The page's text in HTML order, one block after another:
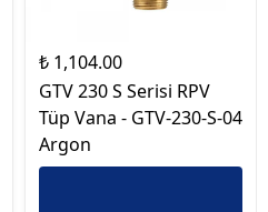
₺ 1,104.00
GTV 230 S Serisi RPV
Tüp Vana - GTV-230-S-04
Argon